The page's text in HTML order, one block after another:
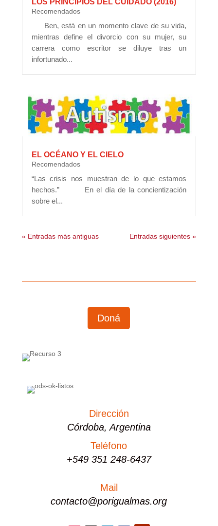
LOS PRINCIPIOS DEL CUIDADO (2016)
Recomendados
Ben, está en un momento clave de su vida,
mientras define el divorcio con su mujer, su
carrera como escritor se diluye tras un
infortunado...
EL OCÉANO Y EL CIELO
Recomendados
“Las crisis nos muestran de lo que estamos
hechos.” En el día de la concientización
sobre el...
« Entradas más antiguas Entradas siguientes »
Doná
Dirección
Córdoba, Argentina
Teléfono
+549 351 248-6437
Mail
contacto@porigualmas.org